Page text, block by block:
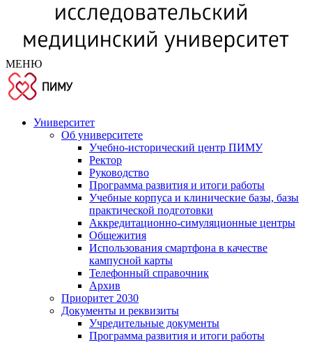
МЕНЮ
Университет
Об университете
Учебно-исторический центр ПИМУ
Ректор
Руководство
Программа развития и итоги работы
Учебные корпуса и клинические базы, базы
практической подготовки
Аккредитационно-симуляционные центры
Общежития
Использования смартфона в качестве
кампусной карты
Телефонный справочник
Архив
Приоритет 2030
Документы и реквизиты
Учредительные документы
Программа развития и итоги работы